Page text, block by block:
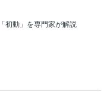
初動」を専門家が解説